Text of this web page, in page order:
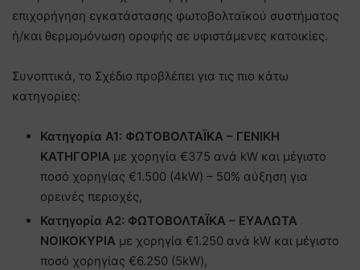
επιχορήγηση εγκατάστασης φωτοβολταϊκού συστήματος
ή/και θερμομόνωση οροφής σε υφιστάμενες κατοικίες.
Συνοπτικά, το Σχέδιο προβλέπει για τις πιο κάτω
κατηγορίες:
Κατηγορία Α1: ΦΩΤΟΒΟΛΤΑΪΚΑ – ΓΕΝΙΚΗ
ΚΑΤΗΓΟΡΙΑ με χορηγία €375 ανά kW και μέγιστο
ποσό χορηγίας €1.500 (4kW) – 50% αύξηση για
ορεινές περιοχές,
Κατηγορία Α2: ΦΩΤΟΒΟΛΤΑΪΚΑ – ΕΥΑΛΩΤΑ
ΝΟΙΚΟΚΥΡΙΑ με χορηγία €1.250 ανά kW και μέγιστο
ποσό χορηγίας €6.250 (5kW),